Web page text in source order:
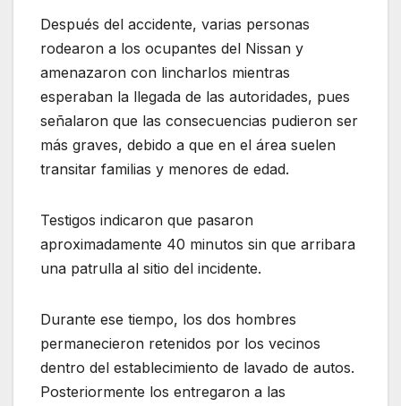
Después del accidente, varias personas
rodearon a los ocupantes del Nissan y
amenazaron con lincharlos mientras
esperaban la llegada de las autoridades, pues
señalaron que las consecuencias pudieron ser
más graves, debido a que en el área suelen
transitar familias y menores de edad.
Testigos indicaron que pasaron
aproximadamente 40 minutos sin que arribara
una patrulla al sitio del incidente.
Durante ese tiempo, los dos hombres
permanecieron retenidos por los vecinos
dentro del establecimiento de lavado de autos.
Posteriormente los entregaron a las